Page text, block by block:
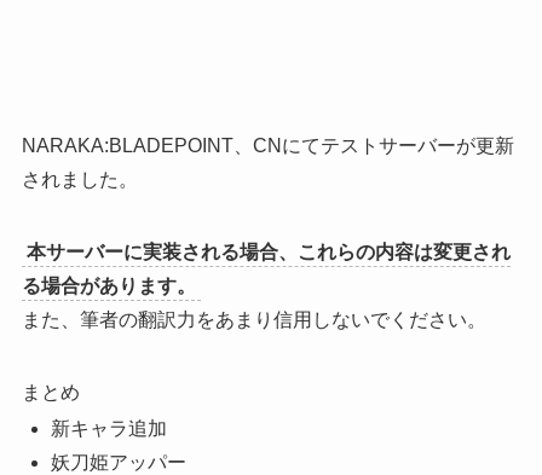
NARAKA:BLADEPOINT、CNにてテストサーバーが更新
されました。
本サーバーに実装される場合、これらの内容は変更され
る場合があります。
また、筆者の翻訳力をあまり信用しないでください。
まとめ
新キャラ追加
妖刀姫アッパー